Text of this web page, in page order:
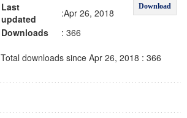
Download
Last
updated
:Apr 26, 2018
Downloads
: 366
Total downloads since Apr 26, 2018 : 366